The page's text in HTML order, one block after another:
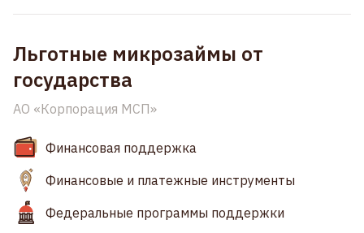
Льготные микрозаймы от
государства
АО «Корпорация МСП»
Финансовая поддержка
Финансовые и платежные инструменты
Федеральные программы поддержки